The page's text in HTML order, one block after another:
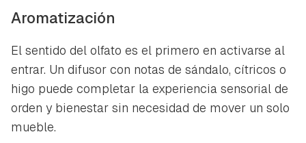
Aromatización
El sentido del olfato es el primero en activarse al
entrar. Un difusor con notas de sándalo, cítricos o
higo puede completar la experiencia sensorial de
orden y bienestar sin necesidad de mover un solo
mueble.